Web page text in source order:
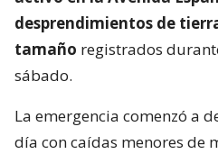
desprendimientos de
tamaño registrados
sábado.
La emergencia comenzó a
día con caídas menores de